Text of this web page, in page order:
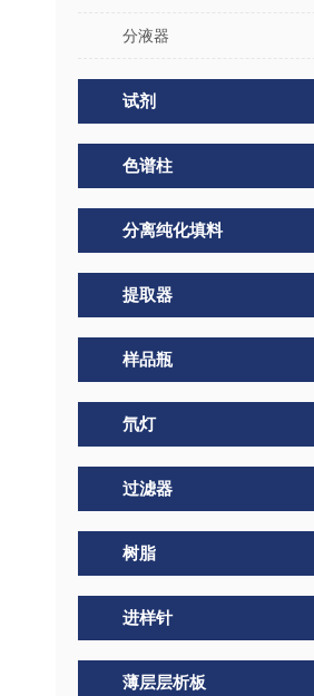
分液器
试剂
色谱柱
分离纯化填料
提取器
样品瓶
氘灯
过滤器
树脂
进样针
薄层层析板